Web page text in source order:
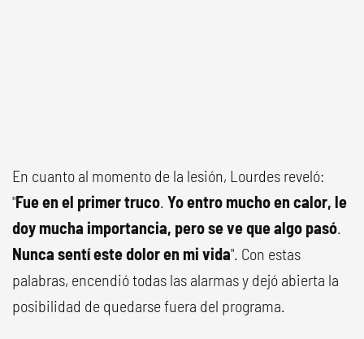
En cuanto al momento de la lesión, Lourdes reveló:
"Fue en el primer truco. Yo entro mucho en calor, le
doy mucha importancia, pero se ve que algo pasó.
Nunca sentí este dolor en mi vida". Con estas
palabras, encendió todas las alarmas y dejó abierta la
posibilidad de quedarse fuera del programa.